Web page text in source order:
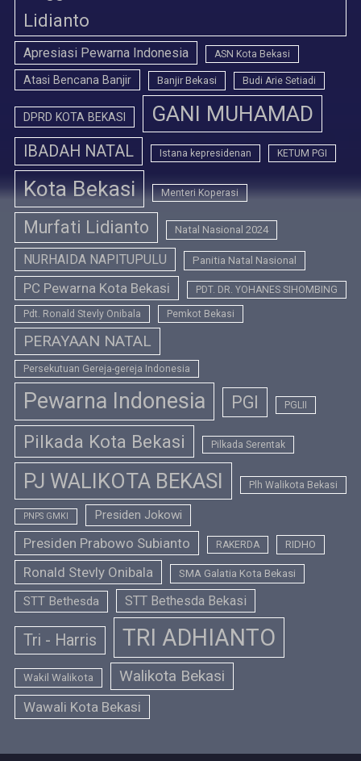
Lidianto
Apresiasi Pewarna Indonesia ASN Kota Bekasi
Atasi Bencana Banjir Banjir Bekasi Budi Arie Setiadi
DPRD KOTA BEKASI GANI MUHAMAD
IBADAH NATAL Istana kepresidenan KETUM PGI
Kota Bekasi Menteri Koperasi
Murfati Lidianto Natal Nasional 2024
NURHAIDA NAPITUPULU Panitia Natal Nasional
PC Pewarna Kota Bekasi PDT. DR. YOHANES SIHOMBING
Pdt. Ronald Stevly Onibala Pemkot Bekasi
PERAYAAN NATAL
Persekutuan Gereja-gereja Indonesia
Pewarna Indonesia PGI PGLII
Pilkada Kota Bekasi Pilkada Serentak
PJ WALIKOTA BEKASI Plh Walikota Bekasi
PNPS GMKI Presiden Jokowi
Presiden Prabowo Subianto RAKERDA RIDHO
Ronald Stevly Onibala SMA Galatia Kota Bekasi
STT Bethesda STT Bethesda Bekasi
Tri - Harris TRI ADHIANTO
Wakil Walikota Walikota Bekasi
Wawali Kota Bekasi